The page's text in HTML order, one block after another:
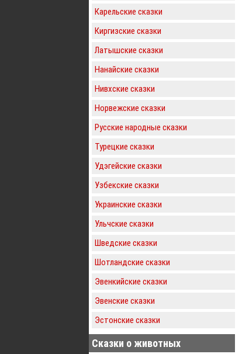
Карельские сказки
Киргизские сказки
Латышские сказки
Нанайские сказки
Нивхские сказки
Норвежские сказки
Русские народные сказки
Турецкие сказки
Удэгейские сказки
Узбекские сказки
Украинские сказки
Ульчские сказки
Шведские сказки
Шотландские сказки
Эвенкийские сказки
Эвенские сказки
Эстонские сказки
Сказки о животных